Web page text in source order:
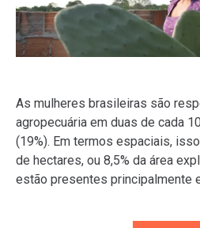
As mulheres brasileiras são
agropecuária em duas de cada
(19%). Em termos espaciais,
de hectares, ou 8,5% da área
estão presentes principalmente